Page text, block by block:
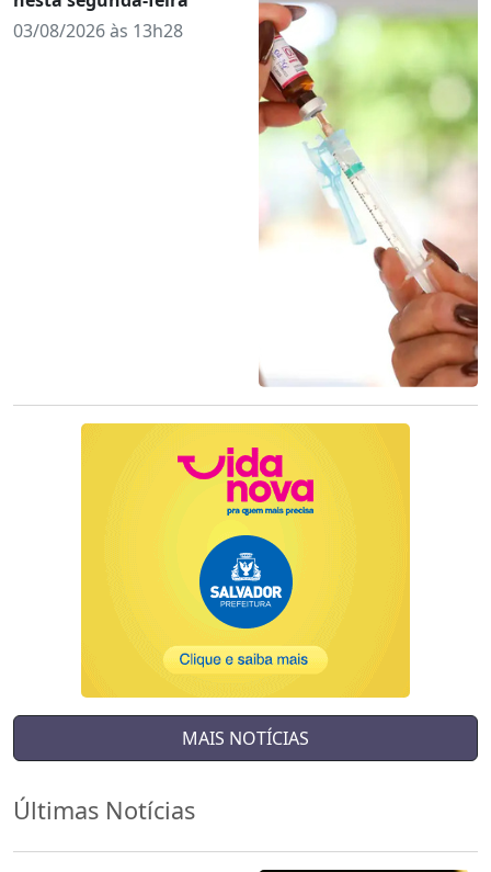
03/08/2026 às 13h28
MAIS NOTÍCIAS
Últimas Notícias